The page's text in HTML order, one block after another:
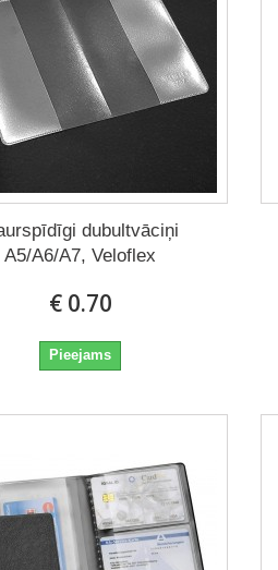
dubultvāciņi
A5/A6/A7, Veloflex
€ 0.70
Pieejams